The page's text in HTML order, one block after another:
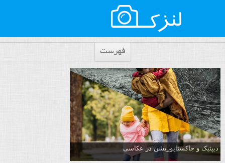
فهرست
دیپتیک و جاکستا‌پوزیشن در عکاسی